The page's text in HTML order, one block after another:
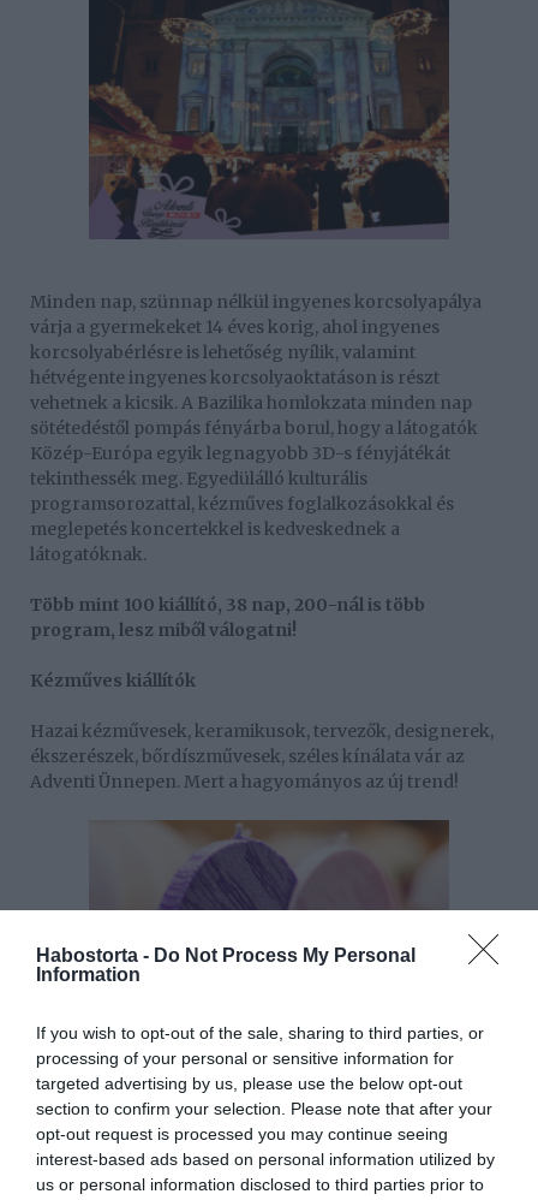
Habostorta - Do Not Process My Personal
Information
If you wish to opt-out of the sale, sharing to third parties, or
processing of your personal or sensitive information for
targeted advertising by us, please use the below opt-out
section to confirm your selection. Please note that after your
opt-out request is processed you may continue seeing
interest-based ads based on personal information utilized by
us or personal information disclosed to third parties prior to
Minden nap, szünnap nélkül ingyenes korcsolyapálya
várja a gyermekeket 14 éves korig, ahol ingyenes
korcsolyabérlésre is lehetőség nyílik, valamint
hétvégente ingyenes korcsolyaoktatáson is részt
vehetnek a kicsik. A Bazilika homlokzata minden nap
sötétedéstől pompás fényárba borul, hogy a látogatók
Közép-Európa egyik legnagyobb 3D-s fényjátékát
tekinthessék meg. Egyedülálló kulturális
programsorozattal, kézműves foglalkozásokkal és
meglepetés koncertekkel is kedveskednek a
látogatóknak.
Több mint 100 kiállító, 38 nap, 200-nál is több
program, lesz miből válogatni!
Kézműves kiállítók
Hazai kézművesek, keramikusok, tervezők, designerek,
ékszerészek, bőrdíszművesek, széles kínálata vár az
Adventi Ünnepen. Mert a hagyományos az új trend!
Gasztronómia
Street food utcával készülünk, amellyel beutazhatod a